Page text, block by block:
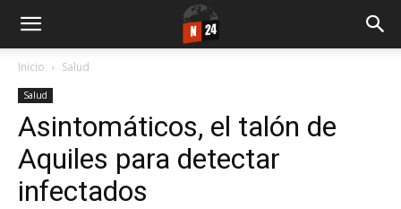
Inicio Salud
Salud
Asintomáticos, el talón de
Aquiles para detectar
infectados